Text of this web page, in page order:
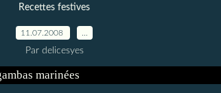
Recettes festives
11.07.2008
Par delicesyes